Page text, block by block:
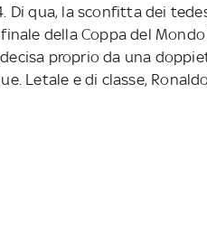
Di qua, la sconfitta dei
della Coppa del
proprio da una
Letale e di classe,